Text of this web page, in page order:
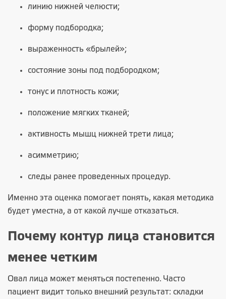
линию нижней челюсти;
форму подбородка;
выраженность «брылей»;
состояние зоны под подбородком;
тонус и плотность кожи;
положение мягких тканей;
активность мышц нижней трети лица;
асимметрию;
следы ранее проведенных процедур.
Именно эта оценка помогает понять, какая методика
будет уместна, а от какой лучше отказаться.
Почему контур лица становится
менее четким
Овал лица может меняться постепенно. Часто
пациент видит только внешний результат: складки